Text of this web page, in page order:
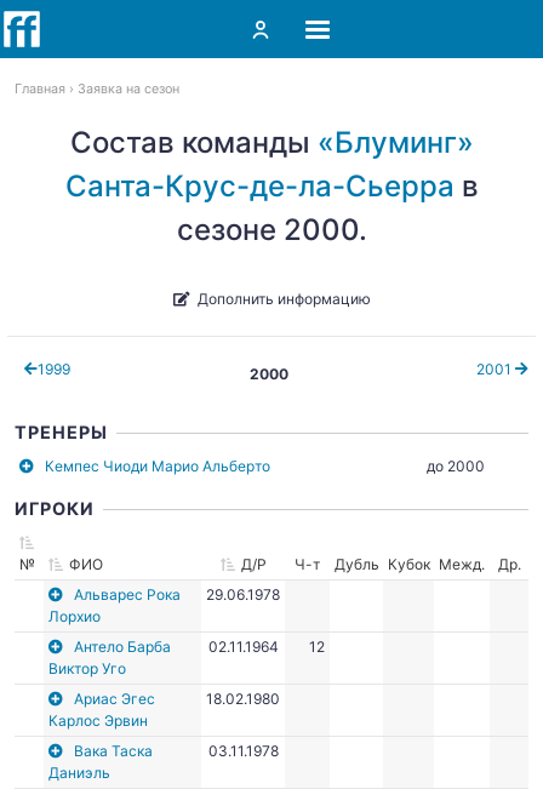
Главная Заявка на сезон
Состав команды «Блуминг»
Санта-Крус-де-ла-Сьерра в
сезоне 2000.
Дополнить информацию
1999 2001
2000
ТРЕНЕРЫ
Кемпес Чиоди Марио Альберто до 2000
ИГРОКИ
№ ФИО Д/Р Ч-т Дубль Кубок Межд.
Др.
Альварес Рока
Лорхио
29.06.1978
Антело Барба
Виктор Уго
02.11.1964 12
Ариас Эгес
Карлос Эрвин
18.02.1980
Вака Таска
Даниэль
03.11.1978